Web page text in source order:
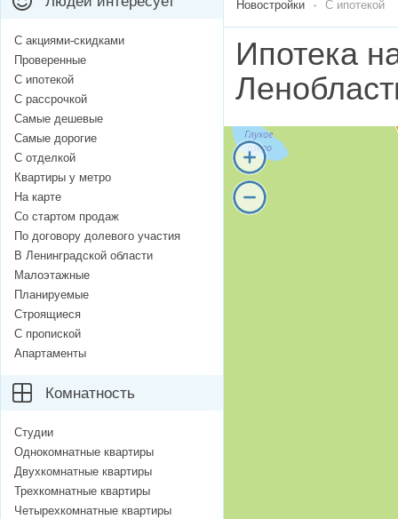
Новостройки С ипотекой
Ипотека
С акциями-скидками
Проверенные
С ипотекой
С рассрочкой
Самые дешевые
Самые дорогие
С отделкой
Квартиры у метро
На карте
Со стартом продаж
По договору долевого участия
В Ленинградской области
Малоэтажные
Планируемые
Строящиеся
С пропиской
Апартаменты
Комнатность
Студии
Однокомнатные квартиры
Двухкомнатные квартиры
Трехкомнатные квартиры
Четырехкомнатные квартиры